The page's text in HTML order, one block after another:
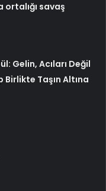
ortalığı savaş
Gelin, Acıları Değil
Taşın Altına